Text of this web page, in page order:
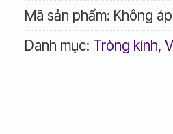
Mã sản phẩm: Không
Danh mục: Tròng kính,